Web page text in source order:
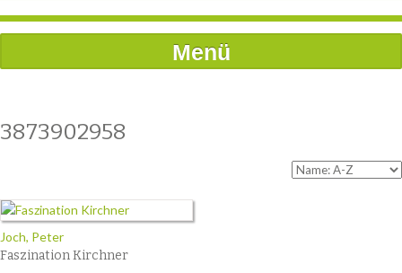
Menü
3873902958
Joch, Peter
Faszination Kirchner